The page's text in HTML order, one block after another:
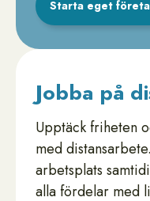
Starta eget
Jobba på
Upptäck friheten
med
arbetsplats
alla fördelar med